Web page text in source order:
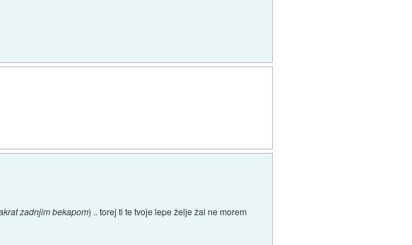
zadnjim bekapom) .. torej ti te tvoje lepe želje žal ne morem